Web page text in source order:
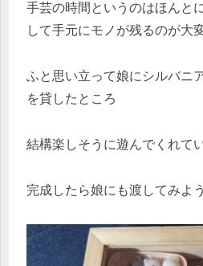
手芸の時間というのはほんと
して手元にモノが残るのが
ふと思い立って娘にシルバニ
を貸したところ
結構楽しそうに遊んでくれて
完成したら娘にも渡してみよう